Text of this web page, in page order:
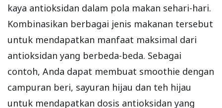
kaya antioksidan dalam pola makan sehari-hari.
Kombinasikan berbagai jenis makanan tersebut
untuk mendapatkan manfaat maksimal dari
antioksidan yang berbeda-beda. Sebagai
contoh, Anda dapat membuat smoothie dengan
campuran beri, sayuran hijau dan teh hijau
untuk mendapatkan dosis antioksidan yang